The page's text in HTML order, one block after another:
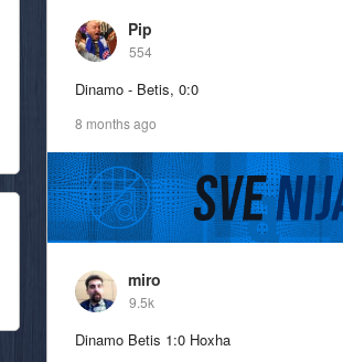
Pip
554
Dinamo - Betis, 0:0
8 months ago
miro
9.5k
Dinamo Betis 1:0 Hoxha